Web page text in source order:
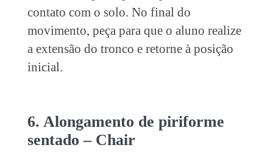
contato com o solo. No final do
movimento, peça para que o aluno realize
a extensão do tronco e retorne à posição
inicial.
6. Alongamento de piriforme
sentado – Chair